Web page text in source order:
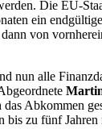
Die EU-
ein
von
nun alle
Abkommen
bis zu fünf Jahren